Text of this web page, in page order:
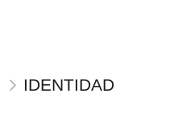
IDENTIDAD